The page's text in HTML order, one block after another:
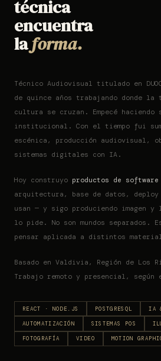
técnica
encuentra
laforma.
Técnico Audiovisual titulado en
de quince años trabajando donde
cultura se cruzan. Empecé
institucional. Con el tiempo fui
escénica, producción audiovisual,
sistemas digitales con IA.
Hoy construyo productos de
arquitectura, base de datos,
usan — y sigo produciendo imagen
lo pide. No son mundos separados.
pensar aplicada a distintos
Basado en Valdivia, Región de Los
Trabajo remoto y presencial, según
REACT · NODE.JS POSTGRESQL IA
AUTOMATIZACIÓN SISTEMAS POS
FOTOGRAFÍA VIDEO MOTION